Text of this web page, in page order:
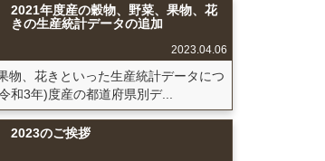
... 等
花),
花),
花),... 等
花),
2021年度産の穀物、野菜、果物、花
きの生産統計データの追加
2023.04.06
物、花きといった生産統計データにつ
和3年)度産の都道府県別デ...
2023のご挨拶